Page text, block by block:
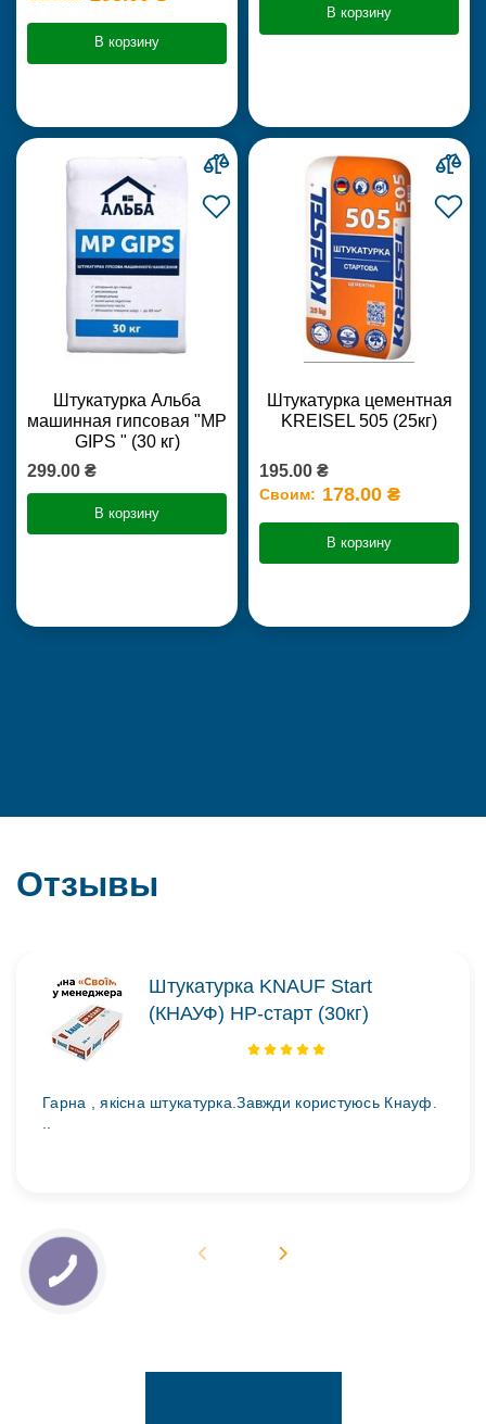
В корзину
В корзину
Штукатурка Альба
машинная гипсовая "MP
GIPS " (30 кг)
299.00 ₴
В корзину
Штукатурка цементная
KREISEL 505 (25кг)
195.00 ₴
Своим: 178.00 ₴
В корзину
Отзывы
Штукатурка KNAUF Start
(КНАУФ) НР-старт (30кг)
Гарна , якісна штукатурка.Завжди користуюсь Кнауф.
..